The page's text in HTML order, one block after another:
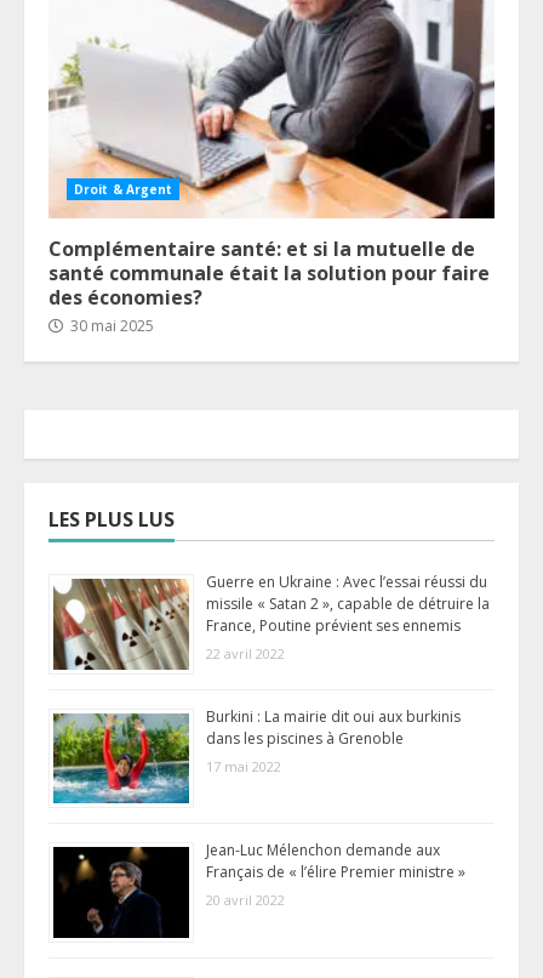
Droit & Argent
Complémentaire santé: et si la mutuelle de
santé communale était la solution pour faire
des économies?
30 mai 2025
LES PLUS LUS
Guerre en Ukraine : Avec l’essai réussi du
missile « Satan 2 », capable de détruire la
France, Poutine prévient ses ennemis
22 avril 2022
Burkini : La mairie dit oui aux burkinis
dans les piscines à Grenoble
17 mai 2022
Jean-Luc Mélenchon demande aux
Français de « l’élire Premier ministre »
20 avril 2022